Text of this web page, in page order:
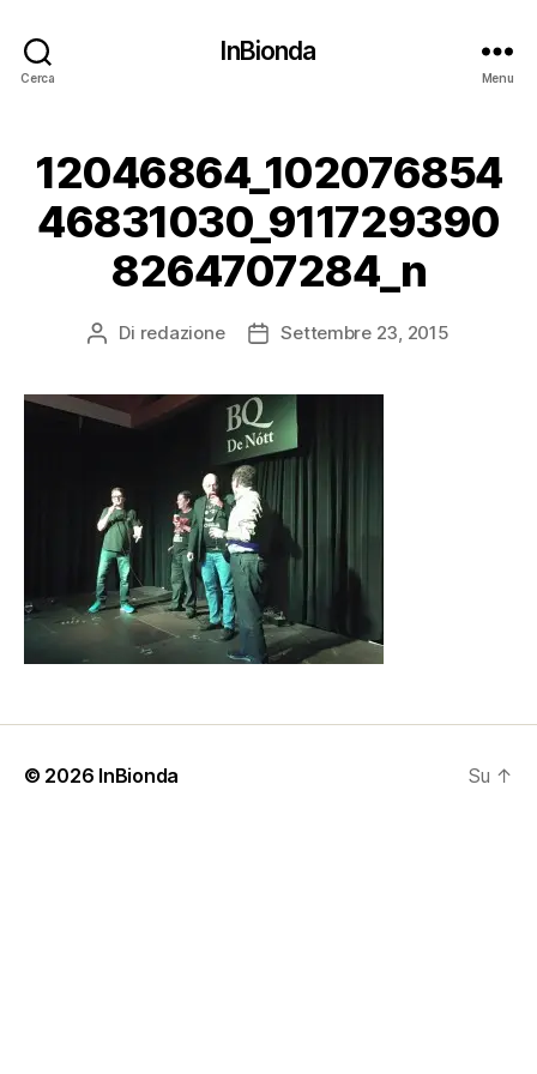
Cerca
InBionda
Menu
12046864_102076854
46831030_911729390
8264707284_n
Autore
Di redazione
DataSettembre 23, 2015
© 2026 InBionda Su ↑